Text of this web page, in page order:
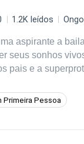
1.2K leídos
aspirante a
seus sonhos
pais e a
de um
oficial de
Primeira Pessoa